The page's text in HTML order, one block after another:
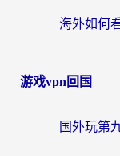
游戏vpn回国